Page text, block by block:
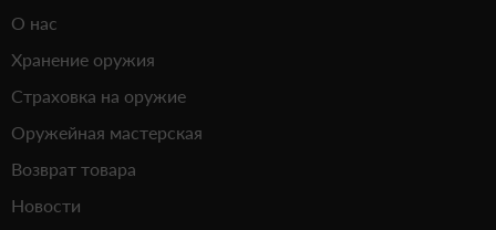
О нас
Хранение оружия
Страховка на оружие
Оружейная мастерская
Возврат товара
Новости